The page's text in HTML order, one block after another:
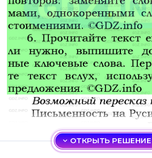
ОТКРЫТЬ РЕШЕНИЕ